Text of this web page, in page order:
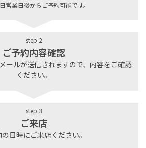
営業日後からご予約可能です。
step 2
ご予約内容確認
ールが送信されますので、内容をご確認
ください。
step 3
ご来店
の日時にご来店ください。